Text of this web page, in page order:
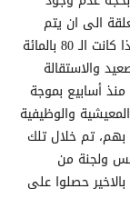
الى ان يتم
مناقشة الميزانية خلال الفترة المقبلة لمعرفة ما اذا كانت الـ 80 بالمائة
والاستقالة
أسابيع بموجة
والوظيفية
بهم، تم خلال تلك
ولجنة من
حصلوا على